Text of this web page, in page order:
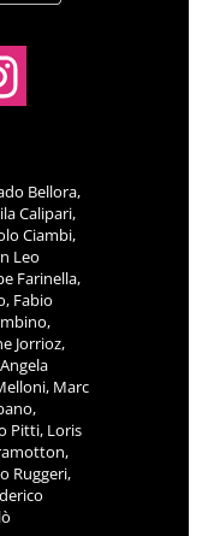
Bellora,
Calipari,
Ciambi,
Leo
Farinella,
Fabio
Jorrioz,
Marc
Pitti, Loris
Ruggeri,